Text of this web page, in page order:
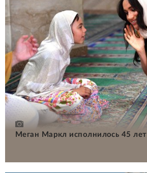
Меган Маркл исполнилось 45 лет